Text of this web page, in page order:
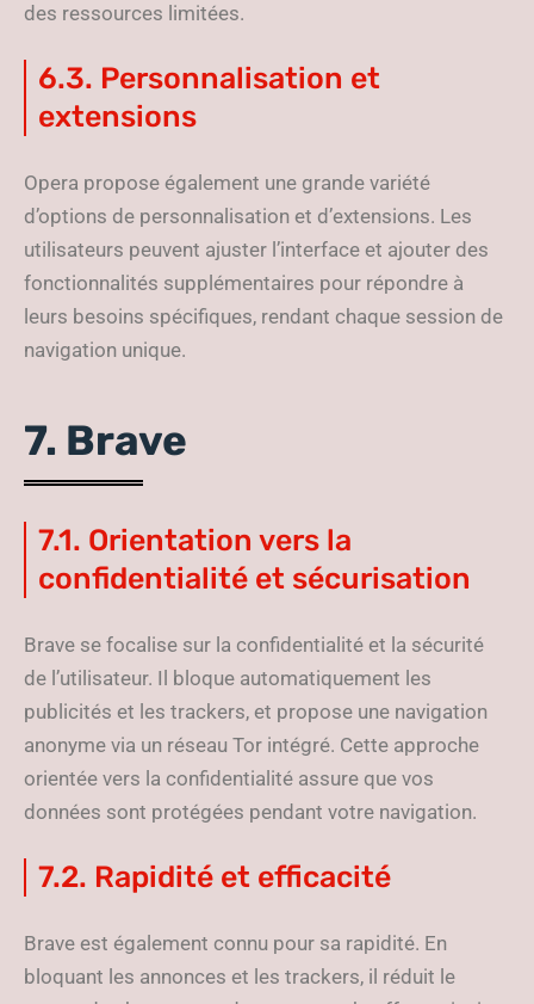
des ressources limitées.
6.3. Personnalisation et
extensions
Opera propose également une grande variété
d’options de personnalisation et d’extensions. Les
utilisateurs peuvent ajuster l’interface et ajouter des
fonctionnalités supplémentaires pour répondre à
leurs besoins spécifiques, rendant chaque session de
navigation unique.
7. Brave
7.1. Orientation vers la
confidentialité et sécurisation
Brave se focalise sur la confidentialité et la sécurité
de l’utilisateur. Il bloque automatiquement les
publicités et les trackers, et propose une navigation
anonyme via un réseau Tor intégré. Cette approche
orientée vers la confidentialité assure que vos
données sont protégées pendant votre navigation.
7.2. Rapidité et efficacité
Brave est également connu pour sa rapidité. En
bloquant les annonces et les trackers, il réduit le